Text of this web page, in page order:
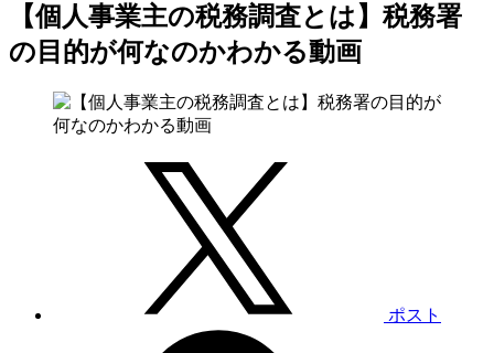
【個人事業主の税務調査とは】税務署
の目的が何なのかわかる動画
ポスト